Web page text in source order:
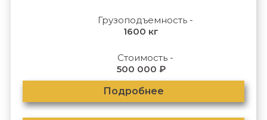
Грузоподъемность -
1600 кг
Стоимость -
500 000 ₽
Подробнее